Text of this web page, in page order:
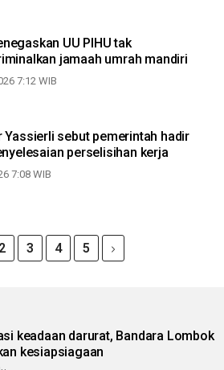
UU PIHU tak
jamaah umrah mandiri
7:12 WIB
Yassierli sebut pemerintah hadir
perselisihan kerja
7:08 WIB
2 3 4 5
keadaan darurat, Bandara Lombok
kesiapsiagaan